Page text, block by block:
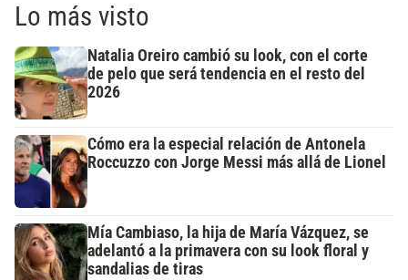
Lo más visto
Natalia Oreiro cambió su look, con el corte
de pelo que será tendencia en el resto del
2026
Cómo era la especial relación de Antonela
Roccuzzo con Jorge Messi más allá de Lionel
Mía Cambiaso, la hija de María Vázquez, se
adelantó a la primavera con su look floral y
sandalias de tiras